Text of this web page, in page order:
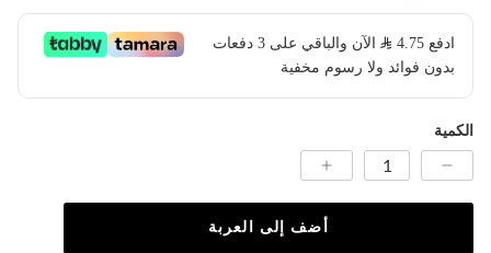
ادفع 4.75
​ الآن والباقي على 3 دفعات
بدون فوائد ولا رسوم مخفية
الكمية
أضف إلى العربة